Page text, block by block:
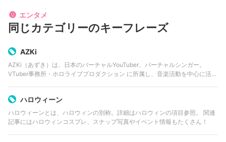
エンタメ
同じカテゴリーのキーフレーズ
AZKi
AZKi（あずき）は、日本のバーチャルYouTuber、バーチャルシンガー。
VTuber事務所・ホロライブプロダクション に所属し、音楽活動を中心に活動
ハロウィーン
ハロウィーンとは、ハロウィンの別称。詳細はハロウィンの項目参照。 関連
記事にはハロウィンコスプレ、スナップ写真やイベント情報もたくさん！